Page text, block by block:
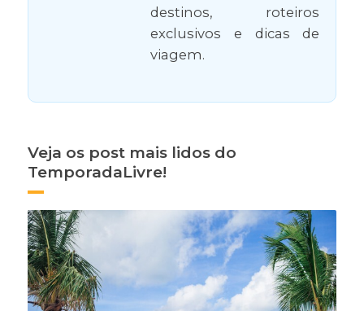
destinos, roteiros
exclusivos e dicas de
viagem.
Veja os post mais lidos do
TemporadaLivre!